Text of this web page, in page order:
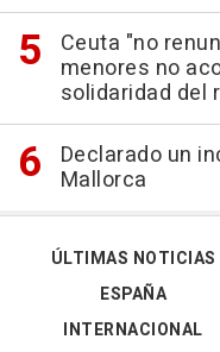
Ceuta "no
menores no
solidaridad del
Declarado un
Mallorca
ÚLTIMAS NOTICIAS
ESPAÑA
INTERNACIONAL